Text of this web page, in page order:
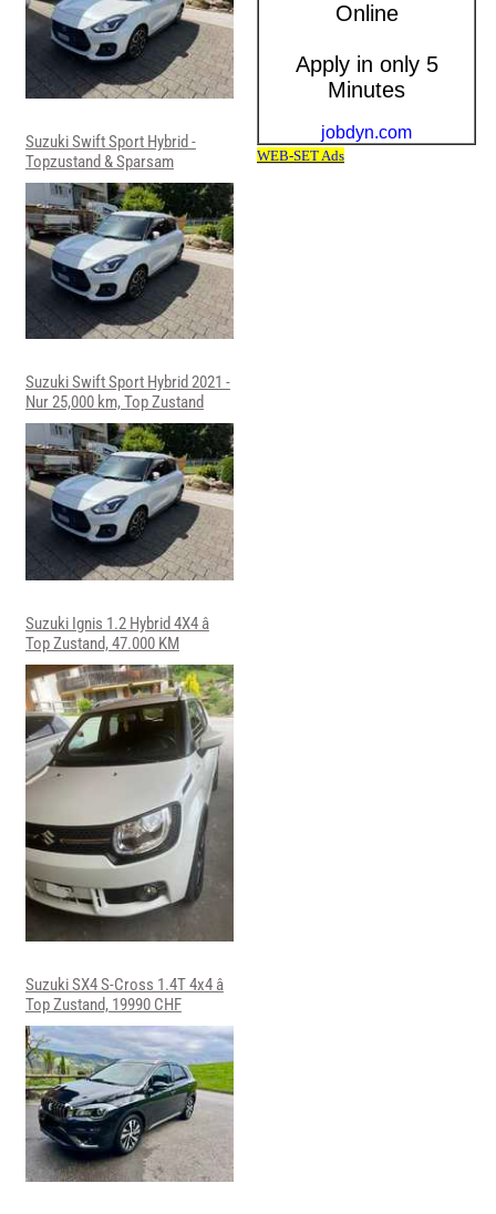
Suzuki Swift Sport Hybrid -
Topzustand & Sparsam
Suzuki Swift Sport Hybrid 2021 -
Nur 25,000 km, Top Zustand
Suzuki Ignis 1.2 Hybrid 4X4 â
Top Zustand, 47.000 KM
Suzuki SX4 S-Cross 1.4T 4x4 â
Top Zustand, 19990 CHF